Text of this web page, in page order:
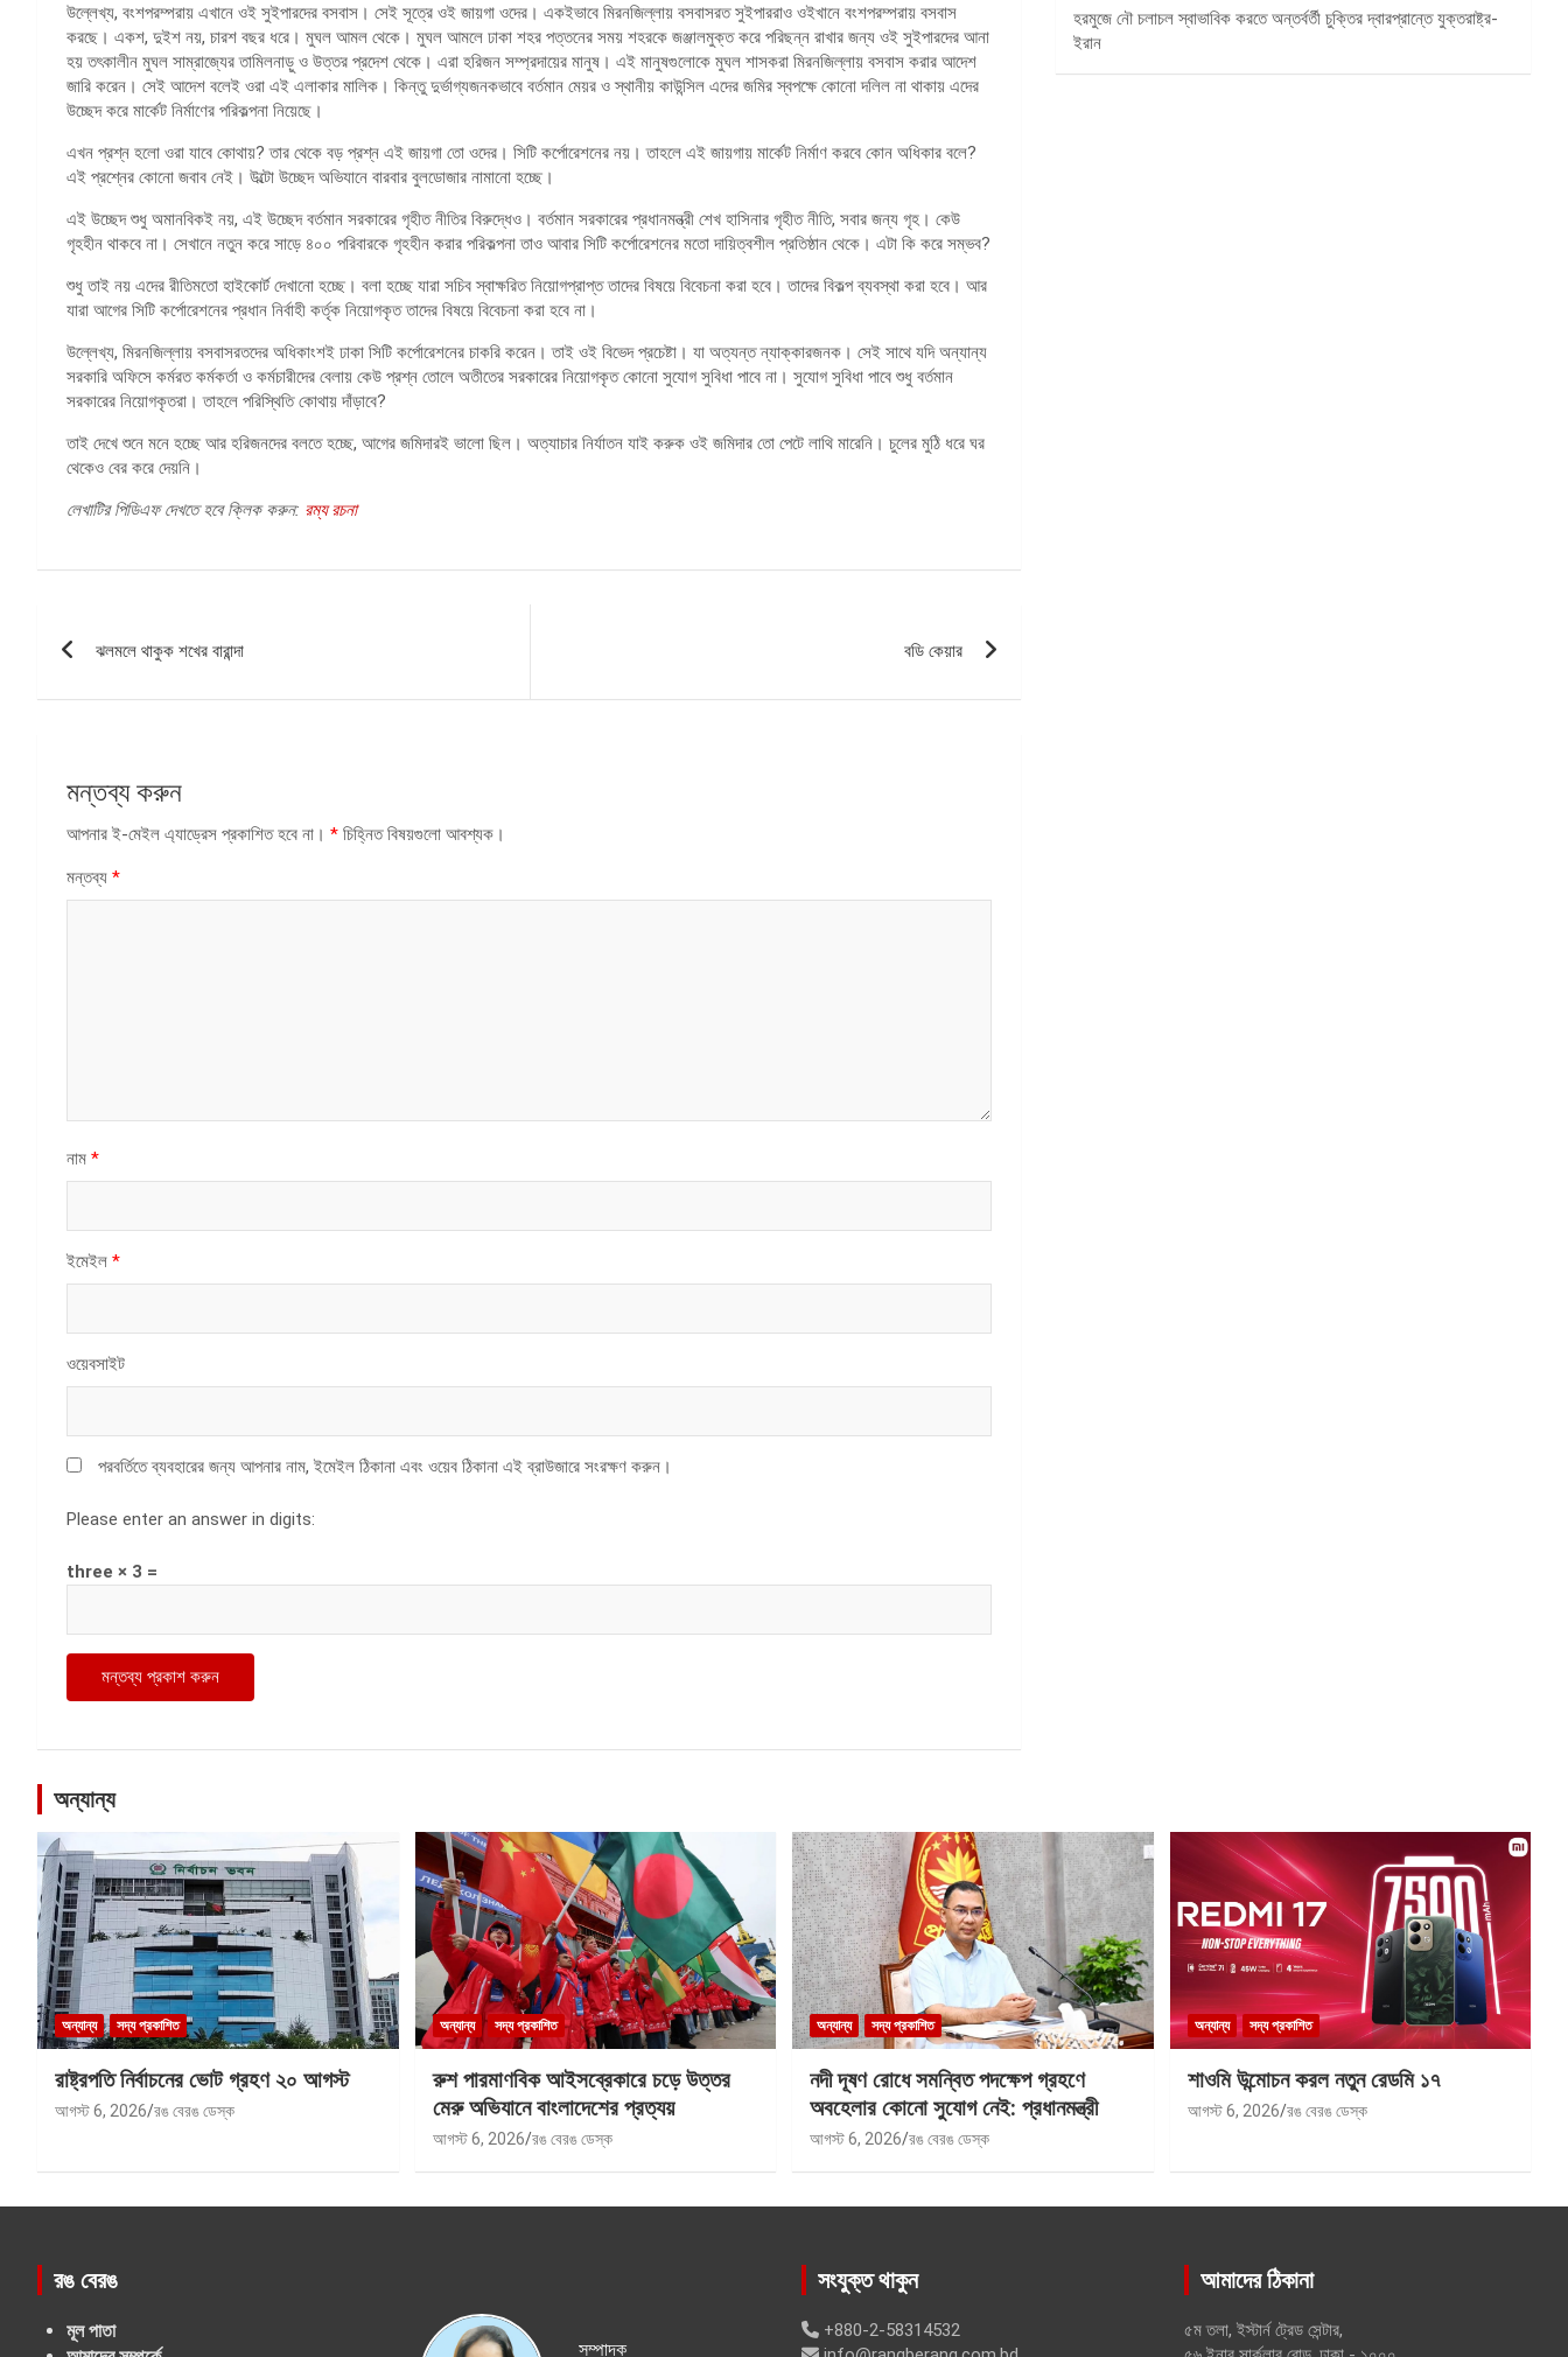
উল্লেখ্য, বংশপরম্পরায় এখানে ওই সুইপারদের বসবাস। সেই সূত্রে ওই জায়গা ওদের। একইভাবে মিরনজিল্লায় বসবাসরত সুইপাররাও ওইখানে বংশপরম্পরায় বসবাস
করছে। একশ, দুইশ নয়, চারশ বছর ধরে। মুঘল আমল থেকে। মুঘল আমলে ঢাকা শহর পত্তনের সময় শহরকে জঞ্জালমুক্ত করে পরিছন্ন রাখার জন্য ওই সুইপারদের আনা
হয় তৎকালীন মুঘল সাম্রাজ্যের তামিলনাড়ু ও উত্তর প্রদেশ থেকে। এরা হরিজন সম্প্রদায়ের মানুষ। এই মানুষগুলোকে মুঘল শাসকরা মিরনজিল্লায় বসবাস করার আদেশ
জারি করেন। সেই আদেশ বলেই ওরা এই এলাকার মালিক। কিন্তু দুর্ভাগ্যজনকভাবে বর্তমান মেয়র ও স্থানীয় কাউন্সিল এদের জমির স্বপক্ষে কোনো দলিল না থাকায় এদের
উচ্ছেদ করে মার্কেট নির্মাণের পরিকল্পনা নিয়েছে।
এখন প্রশ্ন হলো ওরা যাবে কোথায়? তার থেকে বড় প্রশ্ন এই জায়গা তো ওদের। সিটি কর্পোরেশনের নয়। তাহলে এই জায়গায় মার্কেট নির্মাণ করবে কোন অধিকার বলে?
এই প্রশ্নের কোনো জবাব নেই। উল্টো উচ্ছেদ অভিযানে বারবার বুলডোজার নামানো হচ্ছে।
এই উচ্ছেদ শুধু অমানবিকই নয়, এই উচ্ছেদ বর্তমান সরকারের গৃহীত নীতির বিরুদ্ধেও। বর্তমান সরকারের প্রধানমন্ত্রী শেখ হাসিনার গৃহীত নীতি, সবার জন্য গৃহ। কেউ
গৃহহীন থাকবে না। সেখানে নতুন করে সাড়ে ৪০০ পরিবারকে গৃহহীন করার পরিকল্পনা তাও আবার সিটি কর্পোরেশনের মতো দায়িত্বশীল প্রতিষ্ঠান থেকে। এটা কি করে সম্ভব?
শুধু তাই নয় এদের রীতিমতো হাইকোর্ট দেখানো হচ্ছে। বলা হচ্ছে যারা সচিব স্বাক্ষরিত নিয়োগপ্রাপ্ত তাদের বিষয়ে বিবেচনা করা হবে। তাদের বিকল্প ব্যবস্থা করা হবে। আর
যারা আগের সিটি কর্পোরেশনের প্রধান নির্বাহী কর্তৃক নিয়োগকৃত তাদের বিষয়ে বিবেচনা করা হবে না।
উল্লেখ্য, মিরনজিল্লায় বসবাসরতদের অধিকাংশই ঢাকা সিটি কর্পোরেশনের চাকরি করেন। তাই ওই বিভেদ প্রচেষ্টা। যা অত্যন্ত ন্যাক্কারজনক। সেই সাথে যদি অন্যান্য
সরকারি অফিসে কর্মরত কর্মকর্তা ও কর্মচারীদের বেলায় কেউ প্রশ্ন তোলে অতীতের সরকারের নিয়োগকৃত কোনো সুযোগ সুবিধা পাবে না। সুযোগ সুবিধা পাবে শুধু বর্তমান
সরকারের নিয়োগকৃতরা। তাহলে পরিস্থিতি কোথায় দাঁড়াবে?
তাই দেখে শুনে মনে হচ্ছে আর হরিজনদের বলতে হচ্ছে, আগের জমিদারই ভালো ছিল। অত্যাচার নির্যাতন যাই করুক ওই জমিদার তো পেটে লাথি মারেনি। চুলের মুঠি ধরে ঘর
থেকেও বের করে দেয়নি।
লেখাটির পিডিএফ দেখতে হবে ক্লিক করুন: রম্য রচনা
ন্যাভিগেশন
ঝলমলে থাকুক শখের বারান্দা বডি কেয়ার
মন্তব্য করুন
আপনার ই-মেইল এ্যাড্রেস প্রকাশিত হবে না। * চিহ্নিত বিষয়গুলো আবশ্যক।
মন্তব্য *
নাম *
ইমেইল *
ওয়েবসাইট
পরবর্তিতে ব্যবহারের জন্য আপনার নাম, ইমেইল ঠিকানা এবং ওয়েব ঠিকানা এই ব্রাউজারে সংরক্ষণ করুন।
Please enter an answer in digits:
three × 3 =
হরমুজে নৌ চলাচল স্বাভাবিক করতে অন্তর্বর্তী চুক্তির দ্বারপ্রান্তে যুক্তরাষ্ট্র-
ইরান
অন্যান্য
অন্যান্য সদ্য প্রকাশিত
রাষ্ট্রপতি নির্বাচনের ভোট গ্রহণ ২০ আগস্ট
আগস্ট 6, 2026 রঙ বেরঙ ডেস্ক
অন্যান্য সদ্য প্রকাশিত
রুশ পারমাণবিক আইসব্রেকারে চড়ে উত্তর
মেরু অভিযানে বাংলাদেশের প্রত্যয়
আগস্ট 6, 2026 রঙ বেরঙ ডেস্ক
অন্যান্য সদ্য প্রকাশিত
নদী দূষণ রোধে সমন্বিত পদক্ষেপ গ্রহণে
অবহেলার কোনো সুযোগ নেই: প্রধানমন্ত্রী
আগস্ট 6, 2026 রঙ বেরঙ ডেস্ক
অন্যান্য সদ্য প্রকাশিত
শাওমি উন্মোচন করল নতুন রেডমি ১৭
আগস্ট 6, 2026 রঙ বেরঙ ডেস্ক
রঙ বেরঙ
মূল পাতা
সম্পাদক
সংযুক্ত থাকুন
+880-2-58314532
আমাদের ঠিকানা
৫ম তলা, ইস্টার্ন ট্রেড সেন্টার,